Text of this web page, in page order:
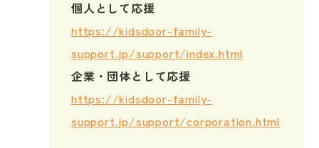
個人として応援
https://kidsdoor-family-
support.jp/support/index.html
企業・団体として応援
https://kidsdoor-family-
support.jp/support/corporation.html